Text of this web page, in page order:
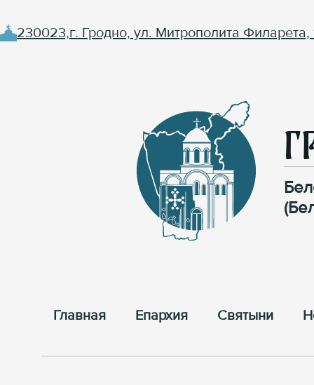
230023,г. Гродно, ул. Митрополита Филарета,
Главная Епархия Cвятыни